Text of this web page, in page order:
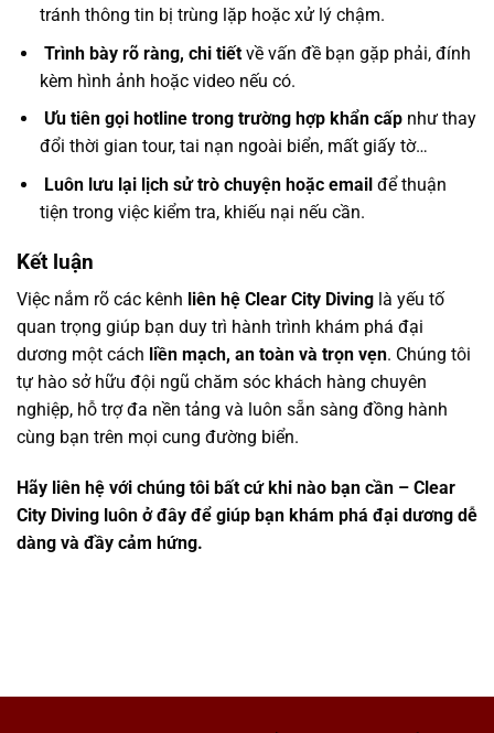
tránh thông tin bị trùng lặp hoặc xử lý chậm.
Trình bày rõ ràng, chi tiếtvề vấn đề bạn gặp phải, đính
kèm hình ảnh hoặc video nếu có.
Ưu tiên gọi hotline trong trường hợp khẩn cấpnhư thay
đổi thời gian tour, tai nạn ngoài biển, mất giấy tờ…
Luôn lưu lại lịch sử trò chuyện hoặc emailđể thuận
tiện trong việc kiểm tra, khiếu nại nếu cần.
Kết luận
Việc nắm rõ các kênh liên hệ Clear City Diving là yếu tố
quan trọng giúp bạn duy trì hành trình khám phá đại
dương một cách liền mạch, an toàn và trọn vẹn. Chúng tôi
tự hào sở hữu đội ngũ chăm sóc khách hàng chuyên
nghiệp, hỗ trợ đa nền tảng và luôn sẵn sàng đồng hành
cùng bạn trên mọi cung đường biển.
Hãy liên hệ với chúng tôi bất cứ khi nào bạn cần – Clear
City Diving luôn ở đây để giúp bạn khám phá đại dương dễ
dàng và đầy cảm hứng.